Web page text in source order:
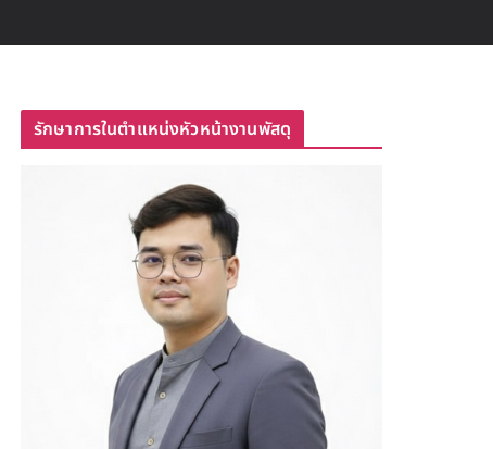
รักษาการในตำแหน่งหัวหน้างานพัสดุ